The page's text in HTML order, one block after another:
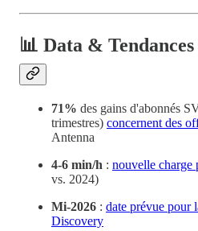
📊 Data & Tendances
71% des gains d'abonnés
trimestres) concernent des
Antenna
4-6 min/h : nouvelle charge
vs. 2024)
Mi-2026 : date prévue pour
Discovery